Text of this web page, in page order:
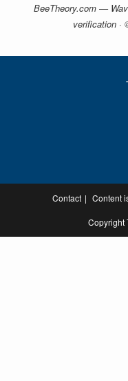
BeeTheory.com —
verification ·
Contact Content
Copyright